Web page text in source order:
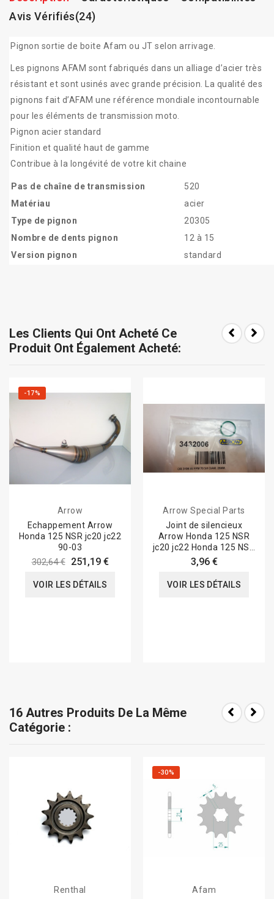
Avis Vérifiés(24)
Pignon sortie de boite Afam ou JT selon arrivage.
Les pignons AFAM sont fabriqués dans un alliage d’acier très
résistant et sont usinés avec grande précision. La qualité des
pignons fait d’AFAM une référence mondiale incontournable
pour les éléments de transmission moto.
Pignon acier standard
Finition et qualité haut de gamme
Contribue à la longévité de votre kit chaine
Pas de chaîne de transmission
520
Matériau
acier
Type de pignon
20305
Nombre de dents pignon
12 à 15
Version pignon
standard
Les Clients Qui Ont Acheté Ce
Produit Ont Également Acheté:
-17%
Arrow
Echappement Arrow
Honda 125 NSR jc20 jc22
90-03
302,64 € 251,19 €
VOIR LES DÉTAILS
Arrow Special Parts
Joint de silencieux
Arrow Honda 125 NSR
jc20 jc22 Honda 125 NSR
90-03
3,96 €
VOIR LES DÉTAILS
16 Autres Produits De La Même
Catégorie :
Renthal
-30%
Afam